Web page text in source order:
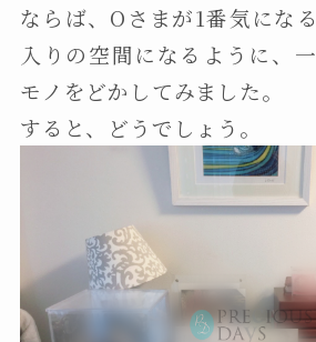
ならば、Oさまが1番気にな
入りの空間になるように、
モノをどかしてみました。
すると、どうでしょう。